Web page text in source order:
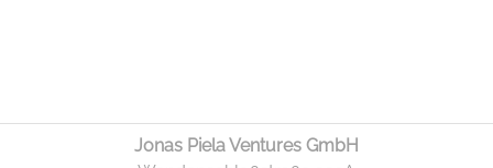
Jonas Piela Ventures GmbH